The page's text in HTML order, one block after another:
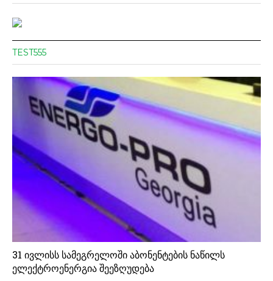
TEST555
31 ივლისს სამეგრელოში აბონენტების ნაწილს
ელექტროენერგია შეეზღუდება